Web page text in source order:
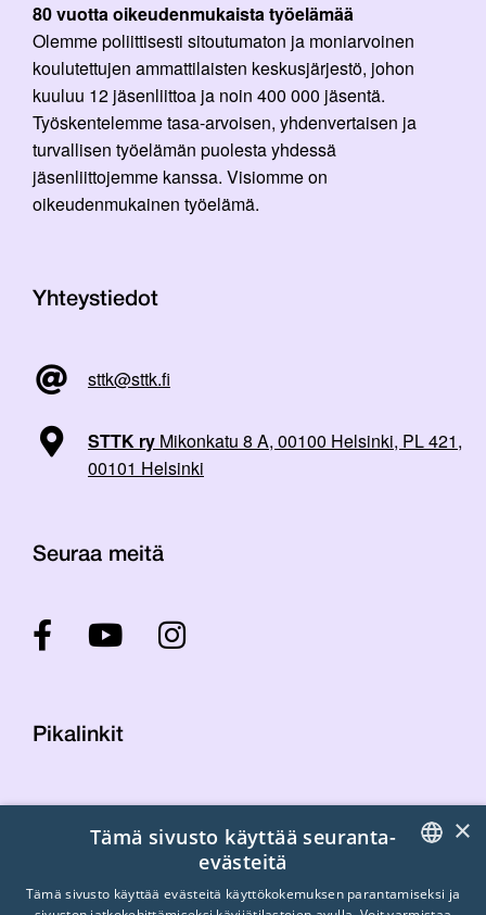
80 vuotta oikeudenmukaista työelämää
Olemme poliittisesti sitoutumaton ja moniarvoinen
koulutettujen ammattilaisten keskusjärjestö, johon
kuuluu 12 jäsenliittoa ja noin 400 000 jäsentä.
Työskentelemme tasa-arvoisen, yhdenvertaisen ja
turvallisen työelämän puolesta yhdessä
jäsenliittojemme kanssa. Visiomme on
oikeudenmukainen työelämä.
Yhteystiedot
sttk@sttk.fi
STTK ry Mikonkatu 8 A, 00100 Helsinki, PL 421,
00101 Helsinki
Seuraa meitä
Pikalinkit
Laskutustiedot
Tietosuojaseloste
FINNISH
×
Tämä sivusto käyttää seuranta-
evästeitä
Tämä sivusto käyttää evästeitä käyttökokemuksen parantamiseksi ja